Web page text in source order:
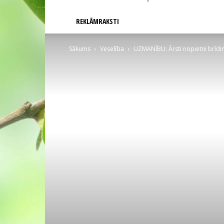
REKLĀMRAKSTI
Sākums Veselība UZMANĪBU: Ārsti nopietni